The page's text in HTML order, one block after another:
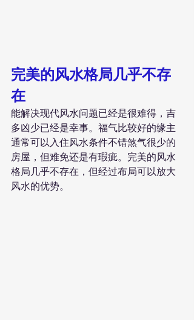
完美的风水格局几乎不存
在
能解决现代风水问题已经是很难得，吉
多凶少已经是幸事。福气比较好的缘主
通常可以入住风水条件不错煞气很少的
房屋，但难免还是有瑕疵。完美的风水
格局几乎不存在，但经过布局可以放大
风水的优势。